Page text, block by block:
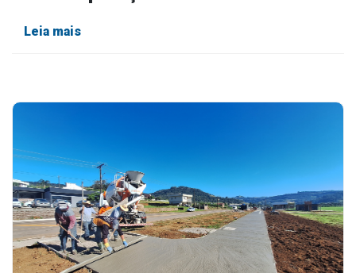
Leia mais